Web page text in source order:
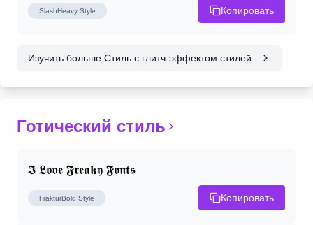
SlashHeavy Style Копировать
Изучить больше Стиль с глитч-эффектом стилей...
Готический стиль
𝕴 𝕷𝖔𝖛𝖊 𝕱𝖗𝖊𝖆𝖐𝖞 𝕱𝖔𝖓𝖙𝖘
FrakturBold Style Копировать